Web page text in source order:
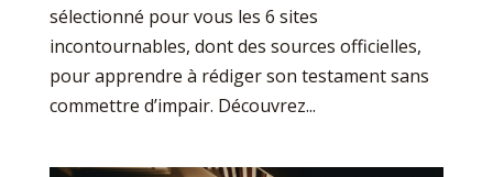
sélectionné pour vous les 6 sites
incontournables, dont des sources officielles,
pour apprendre à rédiger son testament sans
commettre d’impair. Découvrez...